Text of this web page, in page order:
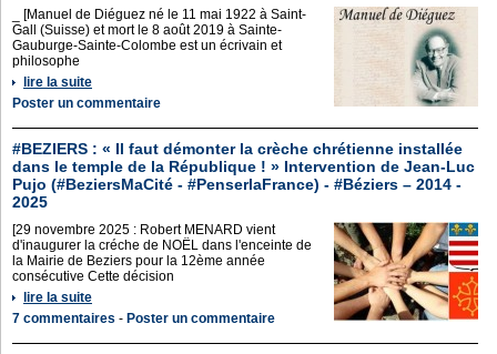
_ [Manuel de Diéguez né le 11 mai 1922 à Saint-
Gall (Suisse) et mort le 8 août 2019 à Sainte-
Gauburge-Sainte-Colombe est un écrivain et
philosophe
lire la suite
Poster un commentaire
#BEZIERS : « Il faut démonter la crèche chrétienne installée
dans le temple de la République ! » Intervention de Jean-Luc
Pujo (#BeziersMaCité - #PenserlaFrance) - #Béziers – 2014 -
2025
[29 novembre 2025 : Robert MENARD vient
d'inaugurer la créche de NOËL dans l'enceinte de
la Mairie de Beziers pour la 12ème année
consécutive Cette décision
lire la suite
7 commentaires - Poster un commentaire